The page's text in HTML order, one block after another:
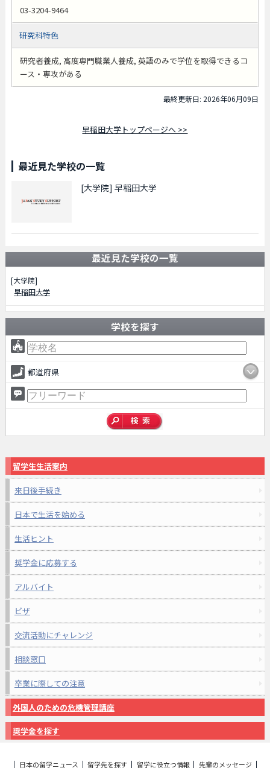
03-3204-9464
研究科特色
研究者養成, 高度専門職業人養成, 英語のみで学位を取得できるコ
ース・専攻がある
最終更新日: 2026年06月09日
早稲田大学トップページへ >>
最近見た学校の一覧
[大学院] 早稲田大学
最近見た学校の一覧
[大学院]
早稲田大学
学校を探す
都道府県
留学生生活案内
来日後手続き
日本で生活を始める
生活ヒント
奨学金に応募する
アルバイト
ビザ
交流活動にチャレンジ
相談窓口
卒業に際しての注意
外国人のための危機管理講座
奨学金を探す
日本の留学ニュース 留学先を探す 留学に役立つ情報
先輩のメッセージ